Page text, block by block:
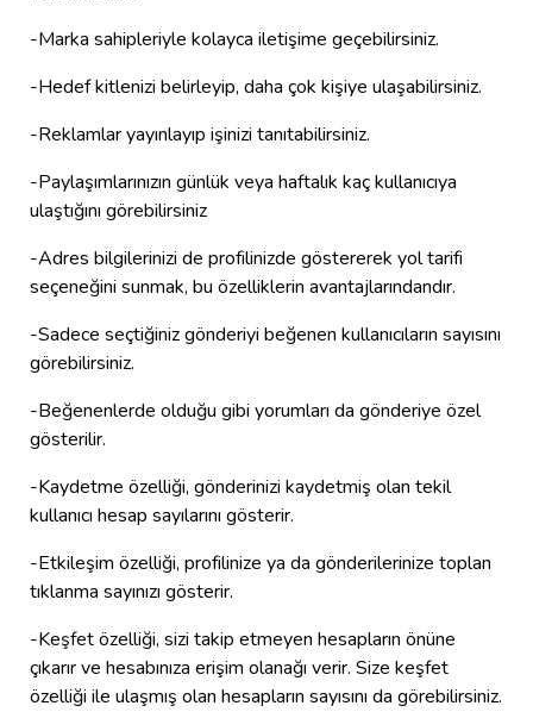
-Marka sahipleriyle kolayca iletişime geçebilirsiniz.
-Hedef kitlenizi belirleyip, daha çok kişiye ulaşabilirsiniz.
-Reklamlar yayınlayıp işinizi tanıtabilirsiniz.
-Paylaşımlarınızın günlük veya haftalık kaç kullanıcıya
ulaştığını görebilirsiniz
-Adres bilgilerinizi de profilinizde göstererek yol tarifi
seçeneğini sunmak, bu özelliklerin avantajlarındandır.
-Sadece seçtiğiniz gönderiyi beğenen kullanıcıların sayısını
görebilirsiniz.
-Beğenenlerde olduğu gibi yorumları da gönderiye özel
gösterilir.
-Kaydetme özelliği, gönderinizi kaydetmiş olan tekil
kullanıcı hesap sayılarını gösterir.
-Etkileşim özelliği, profilinize ya da gönderilerinize toplan
tıklanma sayınızı gösterir.
-Keşfet özelliği, sizi takip etmeyen hesapların önüne
çıkarır ve hesabınıza erişim olanağı verir. Size keşfet
özelliği ile ulaşmış olan hesapların sayısını da görebilirsiniz.